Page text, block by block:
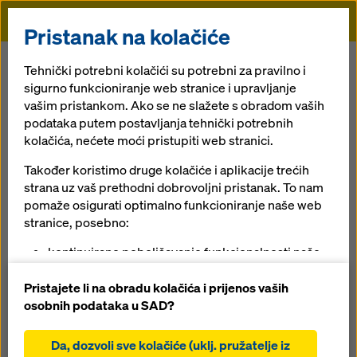
Doka
Dobitna
kombinacija!
Oplate & skele sada sve iz jednog
izvora - Doka
Pristanak na kolačiće
Tehnički potrebni kolačići su potrebni za pravilno i
sigurno funkcioniranje web stranice i upravljanje
vašim pristankom. Ako se ne slažete s obradom vaših
podataka putem postavljanja tehnički potrebnih
kolačića, nećete moći pristupiti web stranici.
Također koristimo druge kolačiće i aplikacije trećih
strana uz vaš prethodni dobrovoljni pristanak. To nam
pomaže osigurati optimalno funkcioniranje naše web
stranice, posebno:
kontinuirano poboljšavanje funkcionalnosti naše
olakšavanje glatkog procesa kupovine prilikom
korištenja Doka online trgovine (funkcionalni i
pružanje odgovarajućeg oglašavanja na
Pristajete li na obradu kolačića i prijenos vaših
osobnih podataka u SAD?
Da, dozvoli sve kolačiće (uklj. pružatelje iz